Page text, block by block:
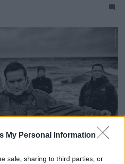
My Personal Information
sale, sharing to third parties, or